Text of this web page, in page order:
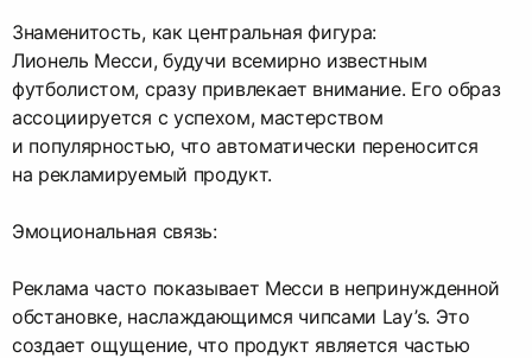
Знаменитость, как центральная фигура:
Лионель Месси, будучи всемирно известным
футболистом, сразу привлекает внимание. Его образ
ассоциируется с успехом, мастерством
и популярностью, что автоматически переносится
на рекламируемый продукт.
Эмоциональная связь:
Реклама часто показывает Месси в непринужденной
обстановке, наслаждающимся чипсами Lay’s. Это
создает ощущение, что продукт является частью